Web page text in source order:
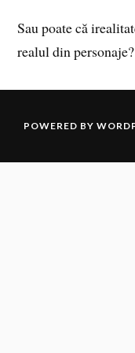
Sau poate că
realul din personaje?
POWERED BY